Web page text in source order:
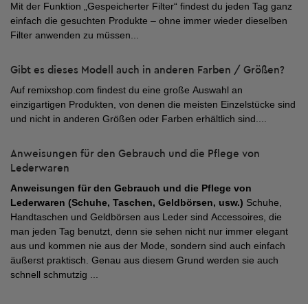
Mit der Funktion „Gespeicherter Filter“ findest du jeden Tag ganz
einfach die gesuchten Produkte – ohne immer wieder dieselben
Filter anwenden zu müssen...
Gibt es dieses Modell auch in anderen Farben / Größen?
Auf remixshop.com findest du eine große Auswahl an
einzigartigen Produkten, von denen die meisten Einzelstücke sind
und nicht in anderen Größen oder Farben erhältlich sind....
Anweisungen für den Gebrauch und die Pflege von
Lederwaren
Anweisungen für den Gebrauch und die Pflege von
Lederwaren (Schuhe, Taschen, Geldbörsen, usw.) Schuhe,
Handtaschen und Geldbörsen aus Leder sind Accessoires, die
man jeden Tag benutzt, denn sie sehen nicht nur immer elegant
aus und kommen nie aus der Mode, sondern sind auch einfach
äußerst praktisch. Genau aus diesem Grund werden sie auch
schnell schmutzig ...